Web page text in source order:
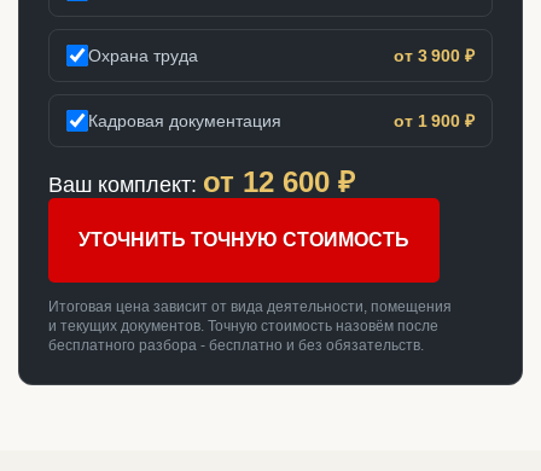
Охрана труда от 3 900 ₽
Кадровая документация от 1 900 ₽
Ваш комплект: от 12 600 ₽
УТОЧНИТЬ ТОЧНУЮ СТОИМОСТЬ
Итоговая цена зависит от вида деятельности, помещения
и текущих документов. Точную стоимость назовём после
бесплатного разбора - бесплатно и без обязательств.